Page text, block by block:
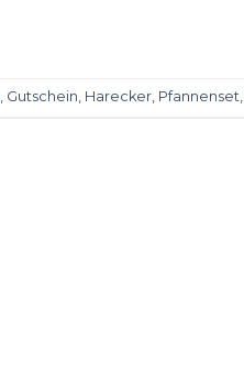
, Gutschein, Harecker, Pfannenset,